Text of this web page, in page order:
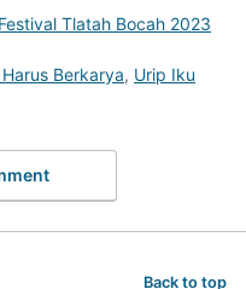
Festival Tlatah Bocah 2023
Berkarya, Urip Iku
Back to top